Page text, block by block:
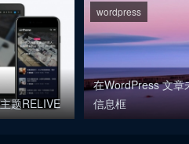
题RELIVE
在WordPress 文章
信息框
wordpress